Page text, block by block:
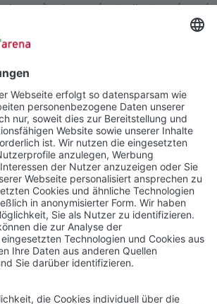
businesses/controllerterms/mccs/.
verfügt über eine Zertifizierung nach dem
Framework“ (DPF). Der DPF ist ein
europäischer Datenschutzstandards
in den USA gewährleisten soll.
zertifizierte Unternehmen verpflichtet
einzuhalten. Weitere
erhalten Sie vom Anbieter unter
s/participant-
detail?
einen Vertrag zur
abgeschlossen und setzen die
der deutschen Datenschutzbehörden bei
zum Umgang mit Nutzerdaten bei